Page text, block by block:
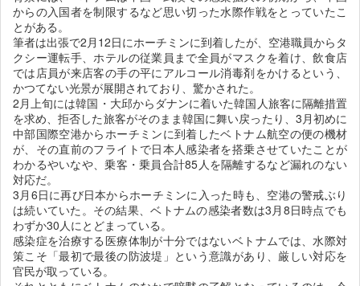
からの入国者を制限するなど思い切った水際作戦をとっていたこ
とがある。
筆者は出張で2月12日にホーチミンに到着したが、空港職員からタ
クシー運転手、ホテルの従業員まで全員がマスクを着け、飲食店
では店員が来店客の手の平にアルコール消毒剤をかけるという、
かつてない光景が展開されており、驚かされた。
2月上旬には韓国・大邱からダナンに着いた韓国人旅客に隔離措置
を求め、拒否した旅客がそのまま韓国に舞い戻ったり、3月初めに
中部国際空港からホーチミンに到着したベトナム航空の便の機材
が、その直前のフライトで日本人感染者を搭乗させていたことが
わかるやいなや、乗客・乗員合計85人を隔離するなど漏れのない
対応だ。
3月6日に再び日本からホーチミンに入った時も、空港の警戒ぶり
は続いていた。その結果、ベトナムの感染者数は3月8日時点でも
わずか30人にとどまっている。
感染症を治療する医療体制が十分ではないベトナムでは、水際対
策こそ「最初で最後の防波堤」という意識があり、厳しい対応を
官民が取っている。